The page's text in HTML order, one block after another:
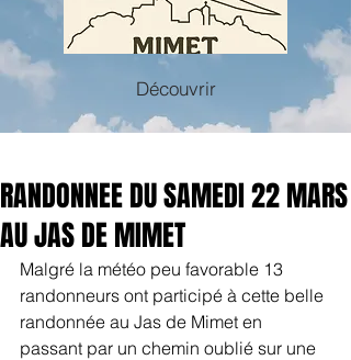
Découvrir
RANDONNEE DU SAMEDI 22 MARS
AU JAS DE MIMET
Malgré la météo peu favorable 13
randonneurs ont participé à cette belle
randonnée au Jas de Mimet en
passant par un chemin oublié sur une